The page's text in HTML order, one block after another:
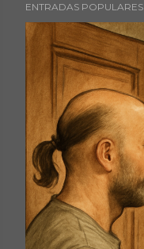
ENTRADAS POPULARES